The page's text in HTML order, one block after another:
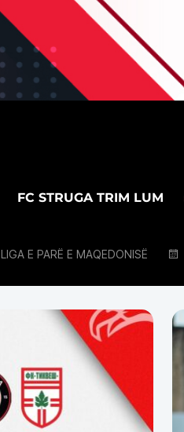
FC STRUGA TRIM LUM
LIGA E PARË E MAQEDONISË